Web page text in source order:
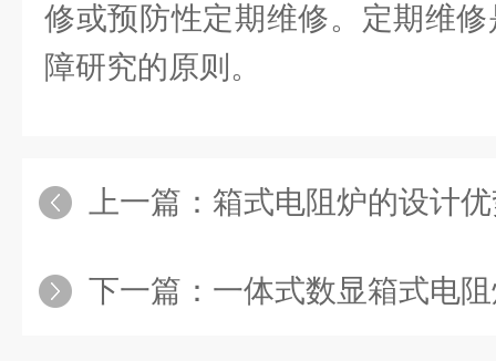
修或预防性定期维修。定期维
障研究的原则。
上一篇： 箱式电阻炉的设计
下一篇： 一体式数显箱式电